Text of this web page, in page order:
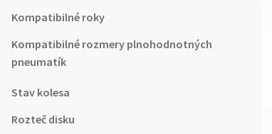
Kompatibilné roky
Kompatibilné rozmery plnohodnotných
pneumatík
Stav kolesa
Rozteč disku